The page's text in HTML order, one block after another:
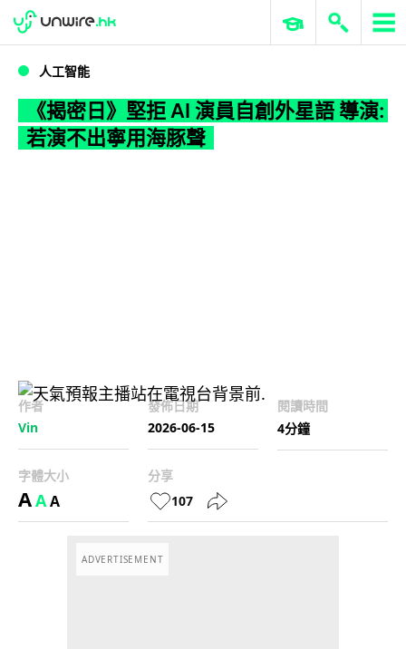
WWDC 2026 ERP 與商業 AI
人工智能
《揭密日》堅拒 AI 演員自創外星語 導演:
若演不出寧用海豚聲
作者
Vin
發佈日期
2026-06-15
閱讀時間
4分鐘
字體大小
AAA
分享
107
ADVERTISEMENT